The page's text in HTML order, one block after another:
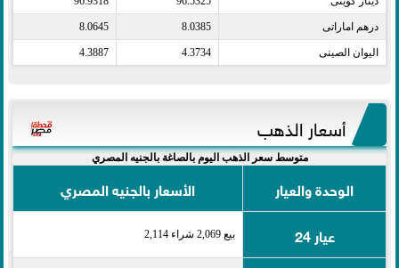
درهم اماراتى​ 8.0385
8.0645
اليوان الصينى​ 4.3734
4.3887
أسعار الذهب
متوسط سعر الذهب اليوم بالصاغة بالجنيه المصري
الوحدة والعيار
الأسعار بالجنيه المصري
عيار 24
بيع 2,069 شراء 2,114